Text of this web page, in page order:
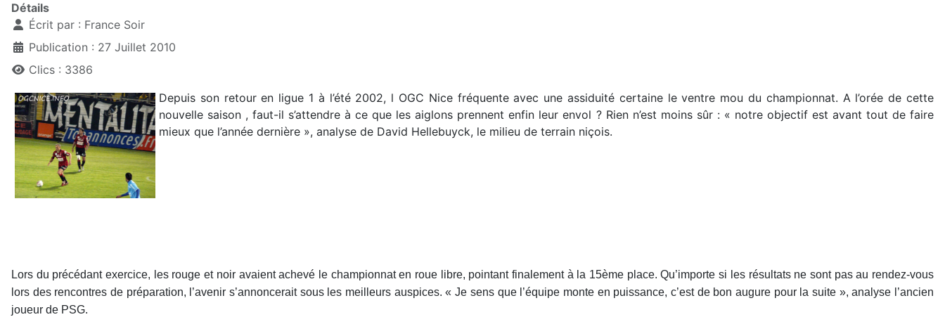
Détails
Écrit par : France Soir
Publication : 27 Juillet 2010
Clics : 3386
Depuis son retour en ligue 1 à l’été 2002, l OGC Nice fréquente avec une assiduité certaine le ventre mou du championnat. A l’orée de cette
nouvelle saison , faut-il s’attendre à ce que les aiglons prennent enfin leur envol ? Rien n’est moins sûr : « notre objectif est avant tout de faire
mieux que l’année dernière », analyse de David Hellebuyck, le milieu de terrain niçois.
Lors du précédant exercice, les rouge et noir avaient achevé le championnat en roue libre, pointant finalement à la 15ème place. Qu’importe si les résultats ne sont pas au rendez-vous
lors des rencontres de préparation, l’avenir s’annoncerait sous les meilleurs auspices. « Je sens que l’équipe monte en puissance, c’est de bon augure pour la suite », analyse l’ancien
joueur de PSG.